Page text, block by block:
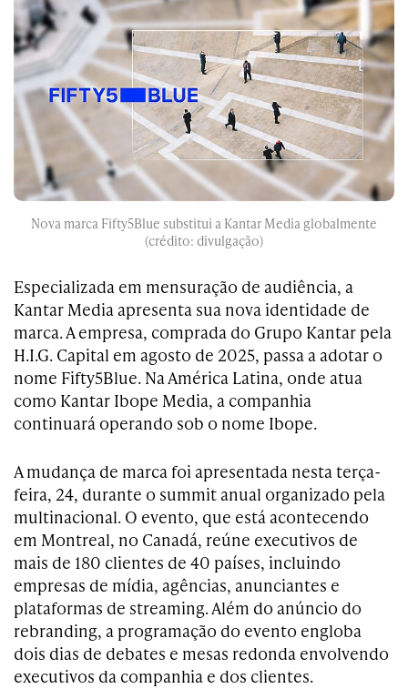
Nova marca Fifty5Blue substitui a Kantar Media globalmente
(crédito: divulgação)
Especializada em mensuração de audiência, a
Kantar Media apresenta sua nova identidade de
marca. A empresa, comprada do Grupo Kantar pela
H.I.G. Capital em agosto de 2025, passa a adotar o
nome Fifty5Blue. Na América Latina, onde atua
como Kantar Ibope Media, a companhia
continuará operando sob o nome Ibope.
A mudança de marca foi apresentada nesta terça-
feira, 24, durante o summit anual organizado pela
multinacional. O evento, que está acontecendo
em Montreal, no Canadá, reúne executivos de
mais de 180 clientes de 40 países, incluindo
empresas de mídia, agências, anunciantes e
plataformas de streaming. Além do anúncio do
rebranding, a programação do evento engloba
dois dias de debates e mesas redonda envolvendo
executivos da companhia e dos clientes.